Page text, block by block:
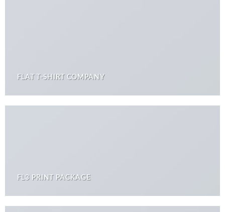
FLAT T-SHIRT COMPANY
FL3 PRINT PACKAGE